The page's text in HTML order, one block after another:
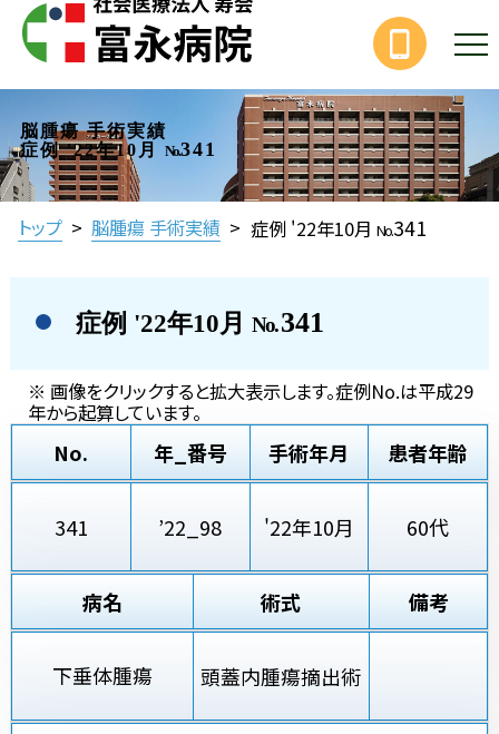
脳腫瘍 手術実績
症例 '22年10月
No.341
トップ > 脳腫瘍 手術実績 > 症例 '22年10月 No.341
症例 '22年10月 No.341
※ 画像をクリックすると拡大表示します。症例No.は平成29
年から起算しています。
No. 年_番号 手術年月 患者年齢
341 ’22_98 '22年10月 60代
病名 術式 備考
下垂体腫瘍 頭蓋内腫瘍摘出術